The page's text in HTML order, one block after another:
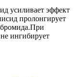
усиливает эффект
пролонгирует
ингибирует